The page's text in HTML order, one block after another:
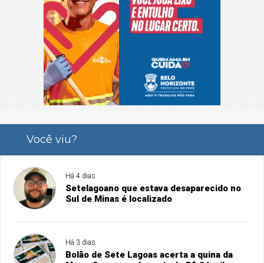
Você viu?
Há 4 dias
Setelagoano que estava desaparecido no
Sul de Minas é localizado
Há 3 dias
Bolão de Sete Lagoas acerta a quina da